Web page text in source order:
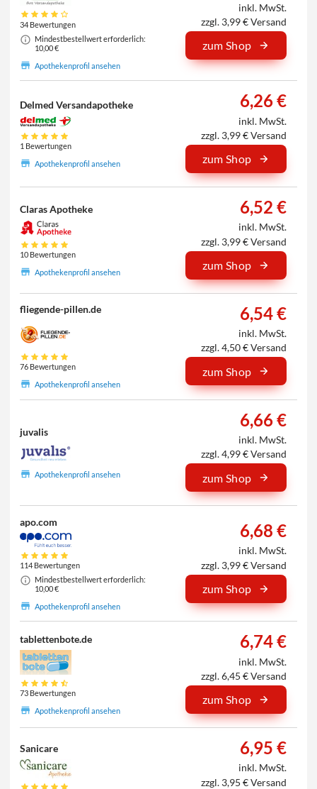
34 Bewertungen
Mindestbestellwert erforderlich:
10,00 €
Apothekenprofil ansehen
inkl. MwSt.
zzgl. 3,99 € Versand
zum Shop
Delmed Versandapotheke
1 Bewertungen
Apothekenprofil ansehen
6,26 €
inkl. MwSt.
zzgl. 3,99 € Versand
zum Shop
Claras Apotheke
10 Bewertungen
Apothekenprofil ansehen
6,52 €
inkl. MwSt.
zzgl. 3,99 € Versand
zum Shop
fliegende-pillen.de
76 Bewertungen
Apothekenprofil ansehen
6,54 €
inkl. MwSt.
zzgl. 4,50 € Versand
zum Shop
juvalis
Apothekenprofil ansehen
6,66 €
inkl. MwSt.
zzgl. 4,99 € Versand
zum Shop
apo.com
114 Bewertungen
Mindestbestellwert erforderlich:
10,00 €
Apothekenprofil ansehen
6,68 €
inkl. MwSt.
zzgl. 3,99 € Versand
zum Shop
tablettenbote.de
73 Bewertungen
Apothekenprofil ansehen
6,74 €
inkl. MwSt.
zzgl. 6,45 € Versand
zum Shop
Sanicare 6,95 €
inkl. MwSt.
zzgl. 3,95 € Versand